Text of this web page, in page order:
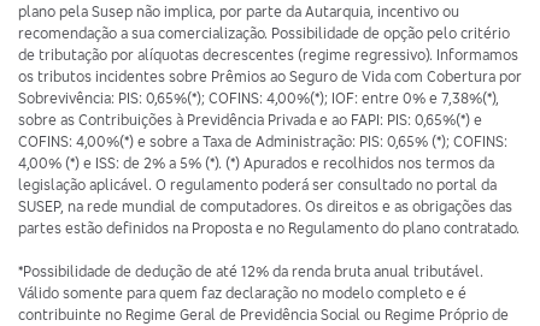
plano pela Susep não implica, por parte da Autarquia, incentivo ou
recomendação a sua comercialização. Possibilidade de opção pelo critério
de tributação por alíquotas decrescentes (regime regressivo). Informamos
os tributos incidentes sobre Prêmios ao Seguro de Vida com Cobertura por
Sobrevivência: PIS: 0,65%(*); COFINS: 4,00%(*); IOF: entre 0% e 7,38%(*),
sobre as Contribuições à Previdência Privada e ao FAPI: PIS: 0,65%(*) e
COFINS: 4,00%(*) e sobre a Taxa de Administração: PIS: 0,65% (*); COFINS:
4,00% (*) e ISS: de 2% a 5% (*). (*) Apurados e recolhidos nos termos da
legislação aplicável. O regulamento poderá ser consultado no portal da
SUSEP, na rede mundial de computadores. Os direitos e as obrigações das
partes estão definidos na Proposta e no Regulamento do plano contratado.
*Possibilidade de dedução de até 12% da renda bruta anual tributável.
Válido somente para quem faz declaração no modelo completo e é
contribuinte no Regime Geral de Previdência Social ou Regime Próprio de